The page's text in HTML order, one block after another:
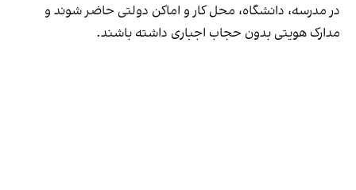
در مدرسه، دانشگاه، محل کار و اماکن دولتی حاضر شوند و
مدارک هویتی بدون حجاب اجباری داشته باشند.